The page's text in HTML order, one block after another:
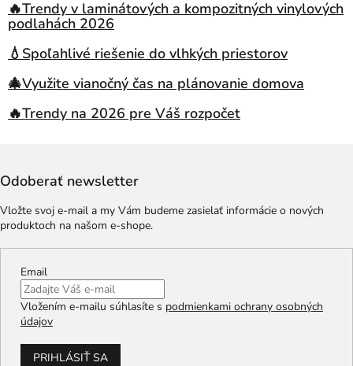
🔥Trendy v laminátových a kompozitných vinylových
podlahách 2026
💧Spoľahlivé riešenie do vlhkých priestorov
🎄Využite vianočný čas na plánovanie domova
🔥Trendy na 2026 pre Váš rozpočet
Odoberať newsletter
Vložte svoj e-mail a my Vám budeme zasielať informácie o nových
produktoch na našom e-shope.
Email
Vložením e-mailu súhlasíte s podmienkami ochrany osobných
údajov
PRIHLÁSIŤ SA